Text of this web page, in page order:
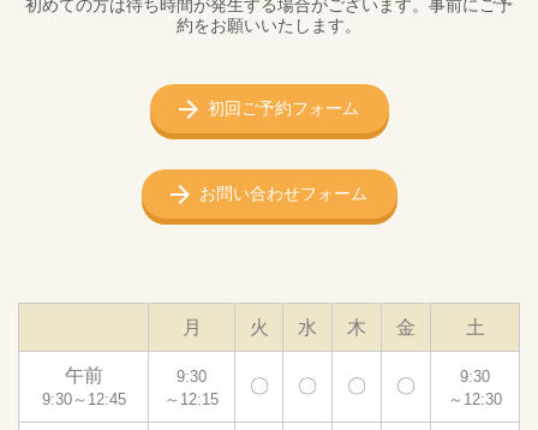
初めての方は待ち時間が発生する場合がございます。事前にご予
約をお願いいたします。
初回ご予約フォーム
お問い合わせフォーム
月 火 水 木 金 土
午前
9:30～12:45
9:30
～12:15
〇 〇 〇 〇
9:30
～12:30